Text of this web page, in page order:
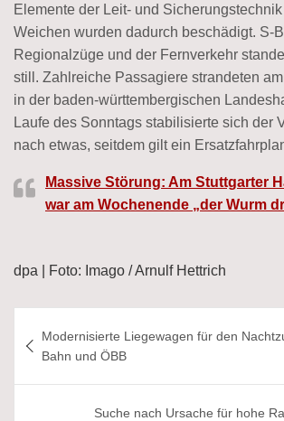
Elemente der Leit- und
Weichen wurden dadurch beschädigt. S-
Regionalzüge und der Fernverkehr
still. Zahlreiche Passagiere strandeten
in der baden-württembergischen
Laufe des Sonntags stabilisierte sich der
nach etwas, seitdem gilt ein
Massive Störung: Am Stuttgarter
war am Wochenende „der Wurm
dpa | Foto: Imago / Arnulf Hettrich
Modernisierte Liegewagen für den
Bahn und ÖBB
Suche nach Ursache für hohe